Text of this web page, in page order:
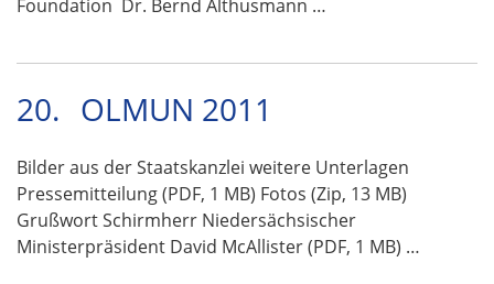
Foundation Dr. Bernd Althusmann …
20. OLMUN 2011
Bilder aus der Staatskanzlei weitere Unterlagen
Pressemitteilung (PDF, 1 MB) Fotos (Zip, 13 MB)
Grußwort Schirmherr Niedersächsischer
Ministerpräsident David McAllister (PDF, 1 MB) …